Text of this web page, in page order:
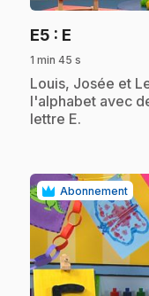
E5 : E
1 min 45 s
.Louis, Josée et
l'alphabet avec
lettre E.
Abonnement